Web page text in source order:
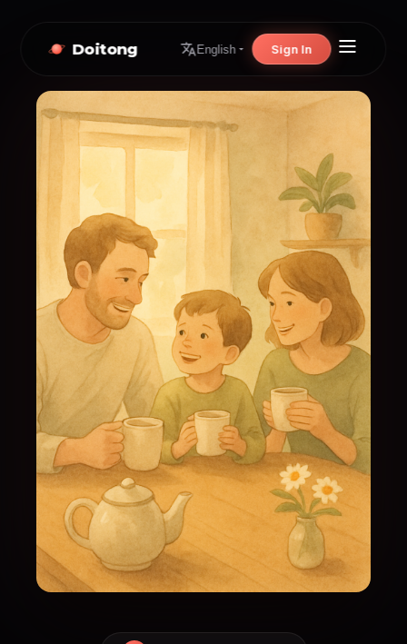
Doitong English Sign In